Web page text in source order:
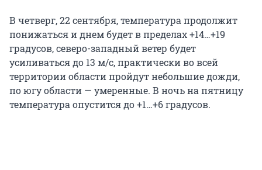
В четверг, 22 сентября, температура продолжит
понижаться и днем будет в пределах +14…+19
градусов, северо-западный ветер будет
усиливаться до 13 м/с, практически во всей
территории области пройдут небольшие дожди,
по югу области — умеренные. В ночь на пятницу
температура опустится до +1…+6 градусов.